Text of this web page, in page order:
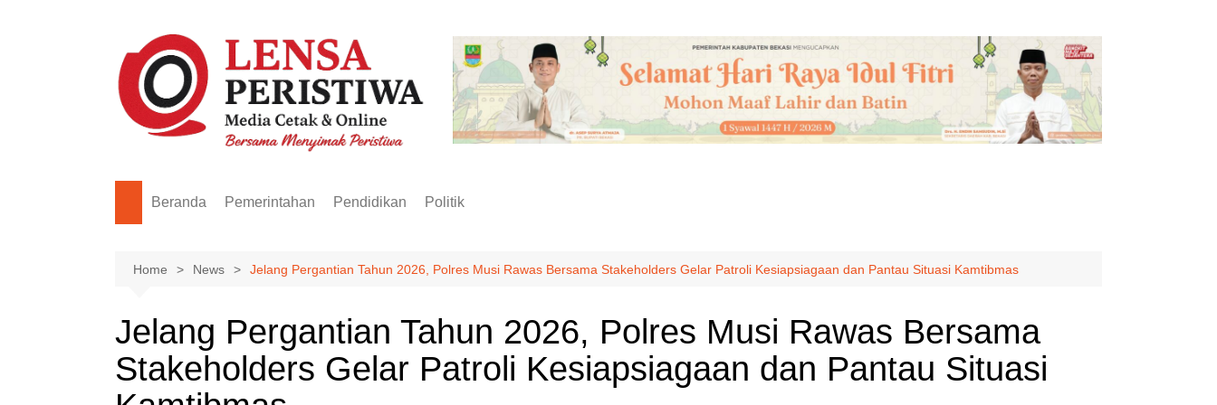
Beranda Pemerintahan Pendidikan Politik
Home News Jelang Pergantian Tahun 2026, Polres Musi Rawas Bersama Stakeholders Gelar Patroli Kesiapsiagaan dan Pantau Situasi Kamtibmas
Jelang Pergantian Tahun 2026, Polres Musi Rawas Bersama
Stakeholders Gelar Patroli Kesiapsiagaan dan Pantau Situasi